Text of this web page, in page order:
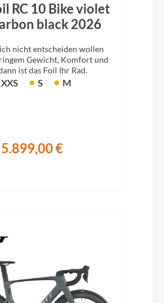
RC 10 Bike violet
black 2026
nicht entscheiden wollen
Gewicht, Komfort und
ist das Foil Ihr Rad.
XXS S M
5.899,00 €